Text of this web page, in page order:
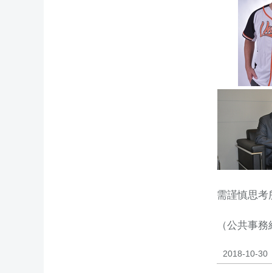
需謹慎思考
（公共事
2018-10-30